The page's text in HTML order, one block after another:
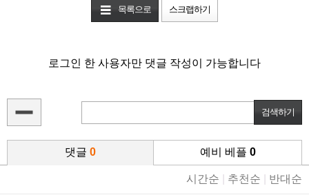
목록으로 스크랩하기
로그인 한 사용자만 댓글 작성이 가능합니다
댓글 0 예비 베플 0
시간순 추천순 반대순